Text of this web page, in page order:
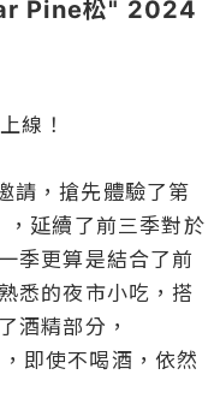
Pine松" 2024
線！
請，搶先體驗了第
延續了前三季對於
季更算是結合了前
悉的夜市小吃，搭
酒精部分，
即使不喝酒，依然